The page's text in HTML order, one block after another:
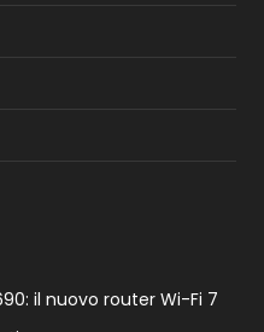
il nuovo router Wi-Fi 7